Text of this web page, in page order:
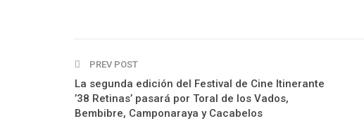
PREV POST
La segunda edición del Festival de Cine Itinerante
’38 Retinas’ pasará por Toral de los Vados,
Bembibre, Camponaraya y Cacabelos